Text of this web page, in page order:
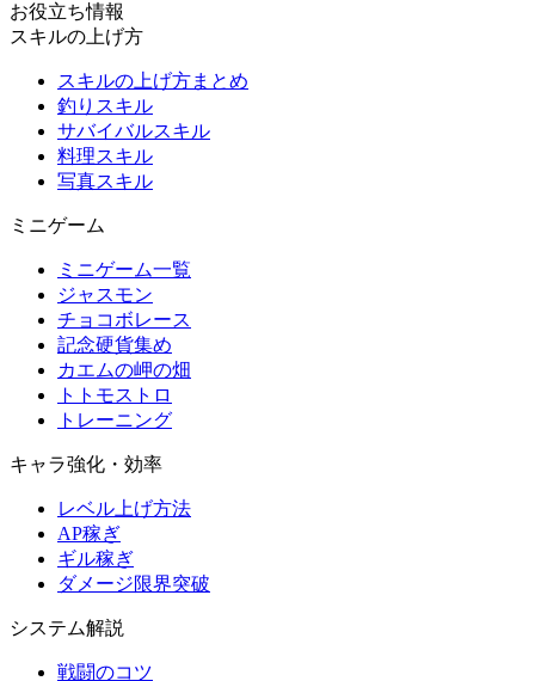
お役立ち情報
スキルの上げ方
スキルの上げ方まとめ
釣りスキル
サバイバルスキル
料理スキル
写真スキル
ミニゲーム
ミニゲーム一覧
ジャスモン
チョコボレース
記念硬貨集め
カエムの岬の畑
トトモストロ
トレーニング
キャラ強化・効率
レベル上げ方法
AP稼ぎ
ギル稼ぎ
ダメージ限界突破
システム解説
戦闘のコツ